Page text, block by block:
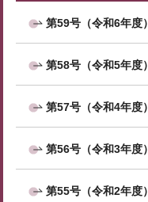
第59号（令和6年度）
第58号（令和5年度）
第57号（令和4年度）
第56号（令和3年度）
第55号（令和2年度）